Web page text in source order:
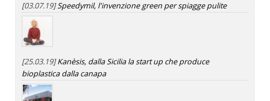
[03.07.19]Speedymil, l'invenzione green per spiagge pulite
[25.03.19]Kanèsis, dalla Sicilia la start up che produce
bioplastica dalla canapa